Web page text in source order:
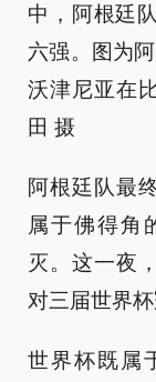
中，阿根廷
六强。图为
沃津尼亚
田 摄
阿根廷队最
属于佛得角
灭。这一夜
对三届世界
世界杯既属